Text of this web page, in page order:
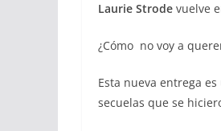
Laurie Strode vuelve
¿Cómo no voy a
Esta nueva entrega
secuelas que se